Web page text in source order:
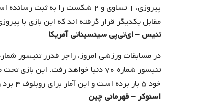
پیروزی، ۱ تساوی و ۲ شکست را به
مقابل یکدیگر قرار گرفته اند که این بازی با پیروزی ۴-۰ ولورهمپتون خاتمه یافته
تنیس – ای‌تی‌پی سینسیناتی آمریکا
خود ۵ بار برده است و این آمار برای روبلوف ۴ برد و ۱ شکست است.
اسنوکر – قهرمانی چین